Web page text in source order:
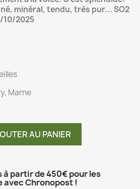
minéral, tendu, très pur... SO2
10/2025
Marne
AU PANIER
partir de 450€ pour les
avec Chronopost !